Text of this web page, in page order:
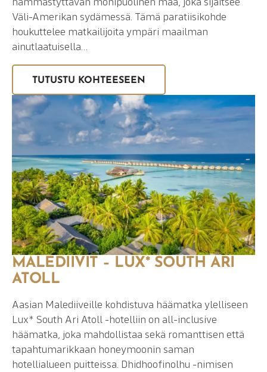
Väli-Amerikan sydämessä. Tämä paratiisikohde
houkuttelee matkailijoita ympäri maailman
ainutlaatuisella…
TUTUSTU KOHTEESEEN
MALEDIIVIT – LUX* SOUTH ARI
ATOLL
Aasian Malediiveille kohdistuva häämatka ylelliseen
Lux* South Ari Atoll -hotelliin on all-inclusive
häämatka, joka mahdollistaa sekä romanttisen että
tapahtumarikkaan honeymoonin saman
hotellialueen puitteissa. Dhidhoofinolhu -nimisen